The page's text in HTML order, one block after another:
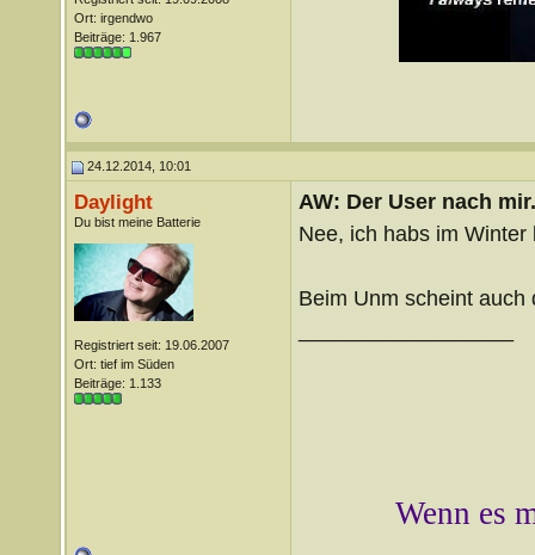
Ort: irgendwo
Beiträge: 1.967
24.12.2014, 10:01
Daylight
Du bist meine Batterie
Registriert seit: 19.06.2007
Ort: tief im Süden
Beiträge: 1.133
AW: Der User nach
Nee, ich habs im Winter
Beim Unm scheint auch
Wenn es